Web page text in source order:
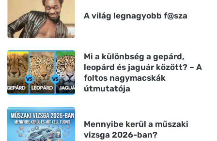
A világ legnagyobb f@sza
Mi a különbség a gepárd,
leopárd és jaguár között? – A
foltos nagymacskák
útmutatója
Mennyibe kerül a műszaki
vizsga 2026-ban?